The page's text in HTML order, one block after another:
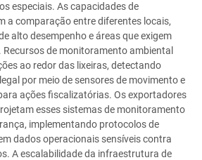
especiais. As capacidades de
a comparação entre diferentes locais,
alto desempenho e áreas que exigem
de monitoramento ambiental
ao redor das lixeiras, detectando
por meio de sensores de movimento e
ações fiscalizatórias. Os exportadores
esses sistemas de monitoramento
implementando protocolos de
dados operacionais sensíveis contra
A escalabilidade da infraestrutura de